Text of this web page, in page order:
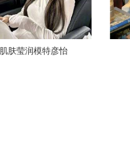
肌肤莹润模特彦怡